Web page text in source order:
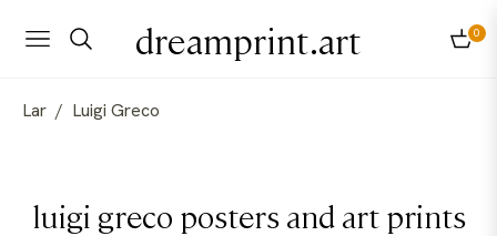
Navigation dreamprint.art 0
Lar / Luigi Greco
Coleção:
luigi greco posters and art prints